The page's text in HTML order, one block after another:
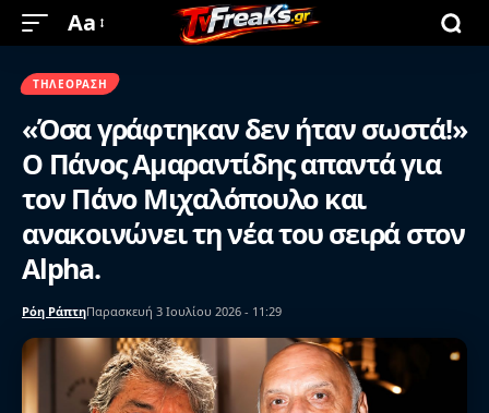
Aa
ΤΗΛΕΌΡΑΣΗ
«Όσα γράφτηκαν δεν ήταν σωστά!»
Ο Πάνος Αμαραντίδης απαντά για
τον Πάνο Μιχαλόπουλο και
ανακοινώνει τη νέα του σειρά στον
Alpha.
Ρόη ΡάπτηΠαρασκευή 3 Ιουλίου 2026 - 11:29